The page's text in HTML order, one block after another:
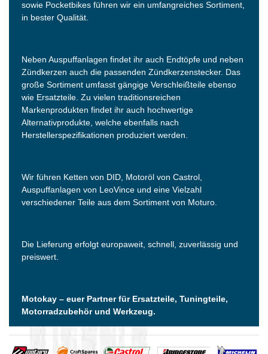
sowie Pocketbikes führen wir ein umfangreiches Sortiment,
in bester Qualität.
Neben Auspuffanlagen findet ihr auch Endtöpfe und neben
Zündkerzen auch die passenden Zündkerzenstecker. Das
große Sortiment umfasst gängige Verschleißteile ebenso
wie Ersatzteile. Zu vielen traditionsreichen
Markenprodukten findet ihr auch hochwertige
Alternativprodukte, welche ebenfalls nach
Herstellerspezifikationen produziert werden.
Wir führen Ketten von DID, Motoröl von Castrol,
Auspuffanlagen von LeoVince und eine Vielzahl
verschiedener Teile aus dem Sortiment von Moturo.
Die Lieferung erfolgt europaweit, schnell, zuverlässig und
preiswert.
Motokay – euer Partner für Ersatzteile, Tuningteile,
Motorradzubehör und Werkzeug.